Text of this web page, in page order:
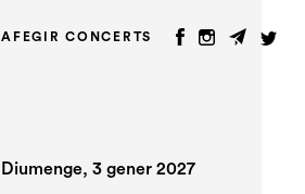
AFEGIR CONCERTS
Diumenge, 3 gener 2027